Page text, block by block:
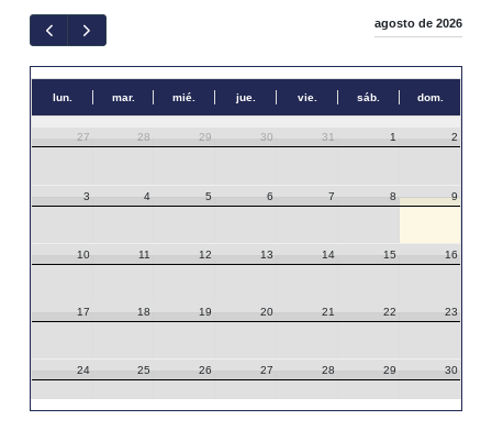
agosto de 2026
lun. mar. mié. jue. vie. sáb. dom.
27 28 29 30 31 1 2
3 4 5 6 7 8 9
10 11 12 13 14 15 16
17 18 19 20 21 22 23
24 25 26 27 28 29 30